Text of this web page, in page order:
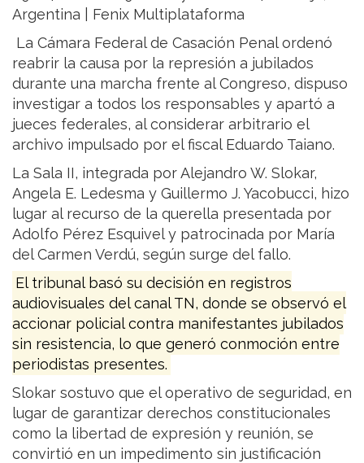
Argentina | Fenix Multiplataforma
La Cámara Federal de Casación Penal ordenó
reabrir la causa por la represión a jubilados
durante una marcha frente al Congreso, dispuso
investigar a todos los responsables y apartó a
jueces federales, al considerar arbitrario el
archivo impulsado por el fiscal Eduardo Taiano.
La Sala II, integrada por Alejandro W. Slokar,
Angela E. Ledesma y Guillermo J. Yacobucci, hizo
lugar al recurso de la querella presentada por
Adolfo Pérez Esquivel y patrocinada por María
del Carmen Verdú, según surge del fallo.
El tribunal basó su decisión en registros
audiovisuales del canal TN, donde se observó el
accionar policial contra manifestantes jubilados
sin resistencia, lo que generó conmoción entre
periodistas presentes.
Slokar sostuvo que el operativo de seguridad, en
lugar de garantizar derechos constitucionales
como la libertad de expresión y reunión, se
convirtió en un impedimento sin justificación